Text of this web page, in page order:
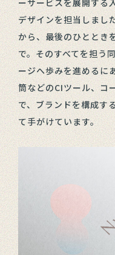
ーサービスを展開する
デザインを担当しまし
から、最後のひととき
で。そのすべてを担う
ージへ歩みを進めるに
筒などのCIツール、コ
で、ブランドを構成す
て手がけています。